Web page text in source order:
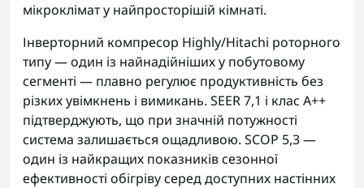
мікроклімат у найпросторішій кімнаті.
Інверторний компресор Highly/Hitachi роторного
типу — один із найнадійніших у побутовому
сегменті — плавно регулює продуктивність без
різких увімкнень і вимикань. SEER 7,1 і клас A++
підтверджують, що при значній потужності
система залишається ощадливою. SCOP 5,3 —
один із найкращих показників сезонної
ефективності обігріву серед доступних настінних